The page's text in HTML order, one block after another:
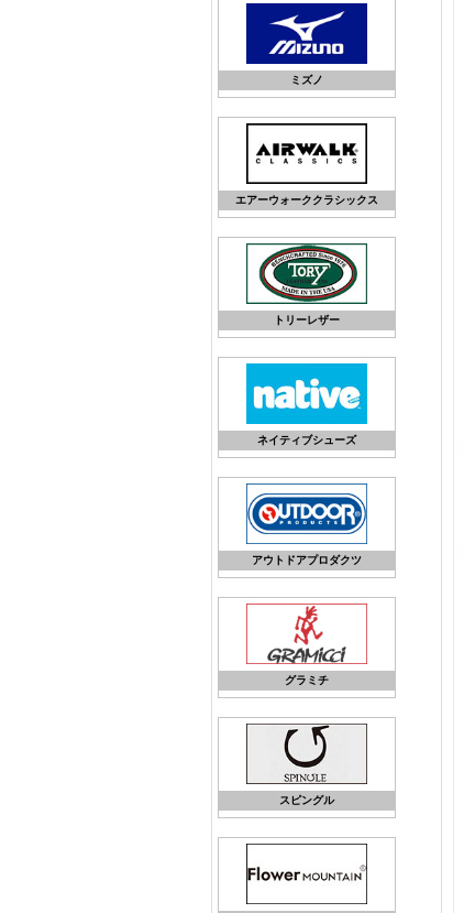
ミズノ
エアーウォーククラシックス
トリーレザー
ネイティブシューズ
アウトドアプロダクツ
グラミチ
スピングル